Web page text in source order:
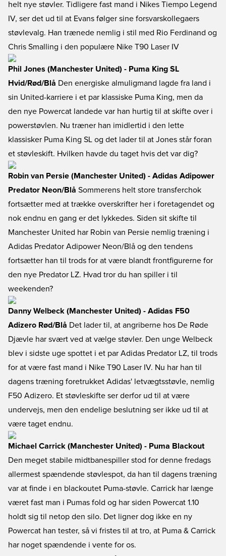
helt nye støvler. Tidligere fast mand i Nikes Tiempo Legend
IV, ser det ud til at Evans følger sine forsvarskollegaers
støvlevalg. Han trænede nemlig i stil med Rio Ferdinand og
Chris Smalling i den populære Nike T90 Laser IV
Phil Jones (Manchester United) - Puma King SL
Hvid/Rød/Blå Den energiske almuligmand lagde fra land i
sin United-karriere i et par klassiske Puma King, men da
den nye Powercat landede var han hurtig til at skifte over i
powerstøvlen. Nu træner han imidlertid i den lette
klassisker Puma King SL og det lader til at Jones står foran
et støvleskift. Hvilken havde du taget hvis det var dig?
Robin van Persie (Manchester United) - Adidas Adipower
Predator Neon/Blå Sommerens helt store transferchok
fortsætter med at trække overskrifter her i foretagendet og
nok endnu en gang er det lykkedes. Siden sit skifte til
Manchester United har Robin van Persie nemlig træning i
Adidas Predator Adipower Neon/Blå og den tendens
fortsætter han til trods for at være blandt frontfigurerne for
den nye Predator LZ. Hvad tror du han spiller i til
weekenden?
Danny Welbeck (Manchester United) - Adidas F50
Adizero Rød/Blå Det lader til, at angriberne hos De Røde
Djævle har svært ved at vælge støvler. Den unge Welbeck
blev i sidste uge spottet i et par Adidas Predator LZ, til trods
for at være fast mand i Nike T90 Laser IV. Nu har han til
dagens træning foretrukket Adidas' letvægtsstøvle, nemlig
F50 Adizero. Et støvleskifte ser derfor ud til at være
undervejs, men den endelige beslutning ser ikke ud til at
være taget endnu.
Michael Carrick (Manchester United) - Puma Blackout
Den meget stabile midtbanespiller stod for denne fredags
allermest spændende støvlespot, da han til dagens træning
var at finde i en blackoutet Puma-støvle. Carrick har længe
været fast man i Pumas fold og har siden Powercat 1.10
holdt sig til netop den silo. Det ligner dog ikke en ny
Powercat han tester, så vi fristes til at tro, at Puma & Carrick
har noget spændende i vente for os.